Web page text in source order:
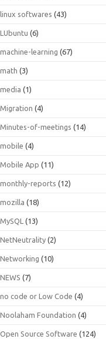
linux softwares (43)
LUbuntu (6)
machine-learning (67)
math (3)
media (1)
Migration (4)
Minutes-of-meetings (14)
mobile (4)
Mobile App (11)
monthly-reports (12)
mozilla (18)
MySQL (13)
NetNeutrality (2)
Networking (10)
NEWS (7)
no code or Low Code (4)
Noolaham Foundation (4)
Open Source Software (124)